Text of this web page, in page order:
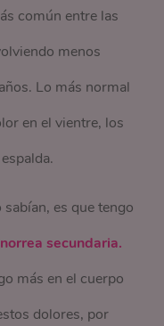
común entre las
menos
Lo más normal
en el vientre, los
es que tengo
secundaria.
más en el cuerpo
dolores, por